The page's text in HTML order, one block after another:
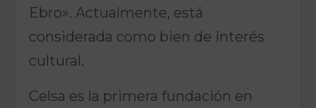
Ebro». Actualmente, está
considerada como bien de interés
cultural.
Celsa es la primera fundación en